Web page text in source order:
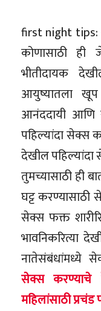
first night tips:
कोणासाठी
भीतीदायक
आयुष्यातला
आनंददायी
पहिल्यांदा सेक्स
देखील
तुमच्यासाठी ही
घट्ट करण्यासाठी
सेक्स फक्त
भावनिकरित्या
नातेसंबंधांमध्ये
सेक्स
महिलांसाठी